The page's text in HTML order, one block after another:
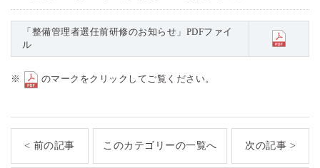
「整備管理者選任前研修のお知らせ」PDFファイ
ル
※ のマークをクリックしてご覧ください。
< 前の記事 このカテゴリーの一覧へ 次の記事 >